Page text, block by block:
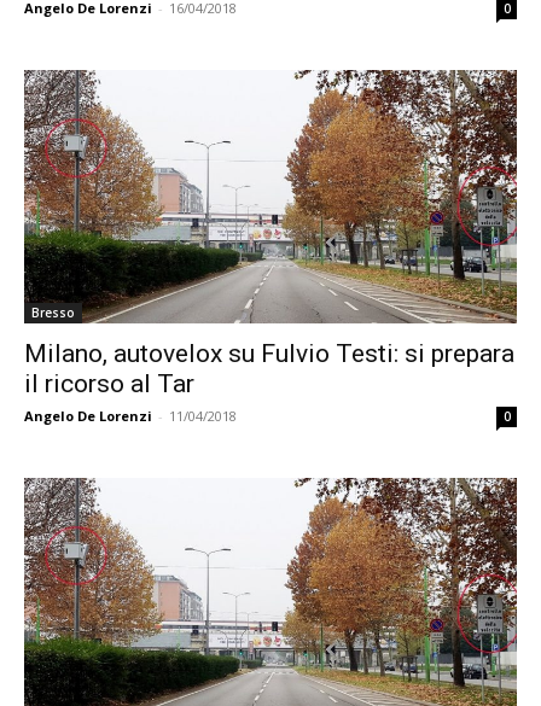
Angelo De Lorenzi - 16/04/2018 0
Bresso
Milano, autovelox su Fulvio Testi: si prepara
il ricorso al Tar
Angelo De Lorenzi - 11/04/2018 0